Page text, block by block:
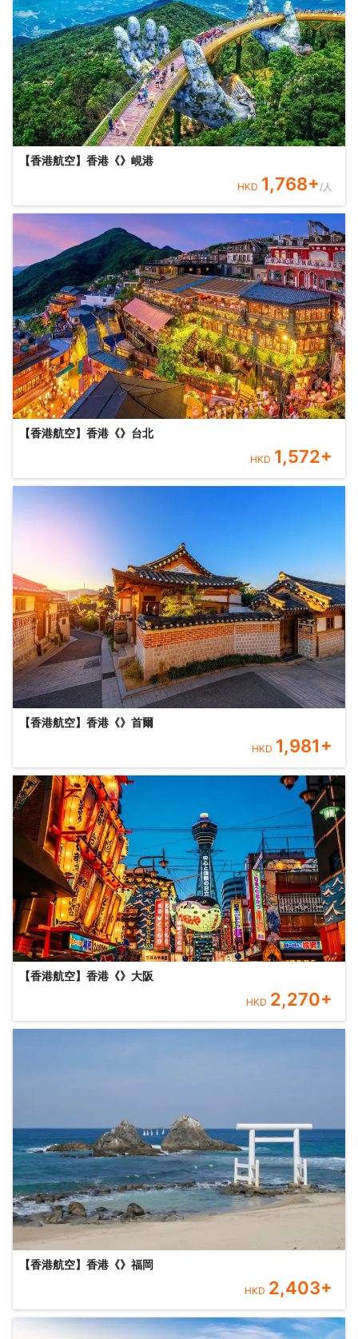
【香港航空】香港《》峴港
HKD 1,768+ /人
【香港航空】香港《》台北
HKD 1,572+
【香港航空】香港《》首爾
HKD 1,981+
【香港航空】香港《》大阪
HKD 2,270+
【香港航空】香港《》福岡
HKD 2,403+